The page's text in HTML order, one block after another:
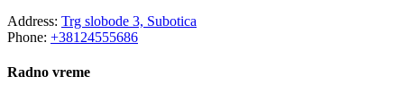
Address: Trg slobode 3, Subotica
Phone: +38124555686
Radno vreme